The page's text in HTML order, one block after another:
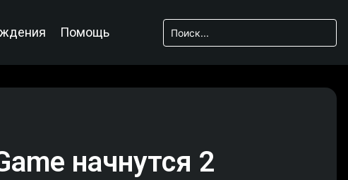
Помощь
начнутся 2